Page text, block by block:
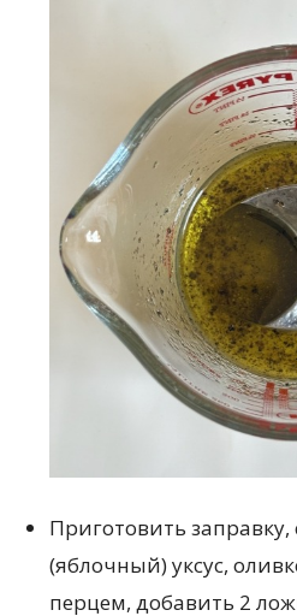
Приготовить
(яблочный) уксус,
перцем, добавить 2